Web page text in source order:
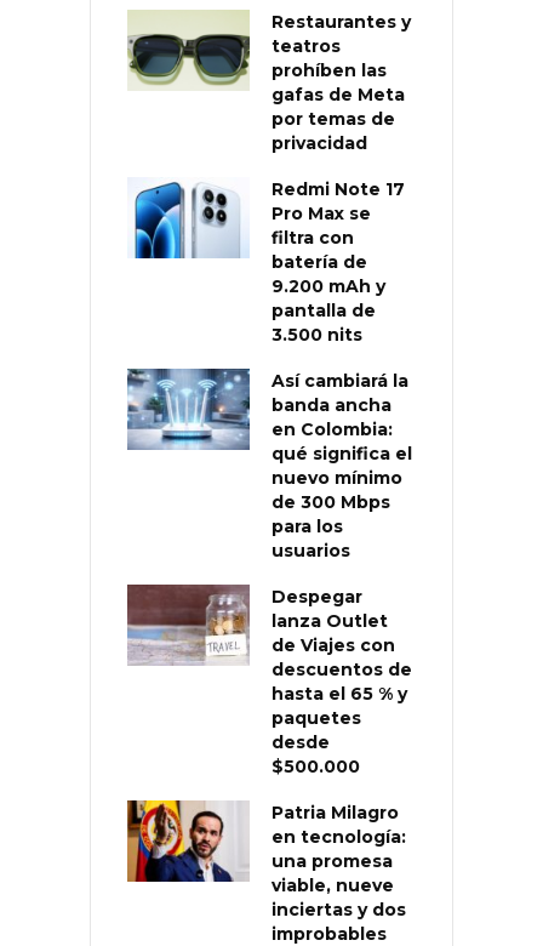
Restaurantes y
teatros
prohíben las
gafas de Meta
por temas de
privacidad
Redmi Note 17
Pro Max se
filtra con
batería de
9.200 mAh y
pantalla de
3.500 nits
Así cambiará la
banda ancha
en Colombia:
qué significa el
nuevo mínimo
de 300 Mbps
para los
usuarios
Despegar
lanza Outlet
de Viajes con
descuentos de
hasta el 65 % y
paquetes
desde
$500.000
Patria Milagro
en tecnología:
una promesa
viable, nueve
inciertas y dos
improbables